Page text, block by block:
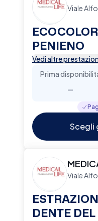
Viale
PENIENO
Vedi altre
Prima
-
Scegli
Viale
DENTE